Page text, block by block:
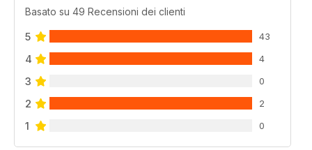
Basato su 49 Recensioni dei clienti
5 43
4 4
3 0
2 2
1 0